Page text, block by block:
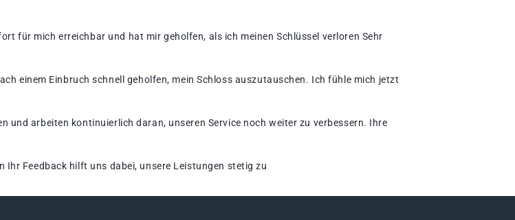
für mich erreichbar und hat mir geholfen, als ich meinen Schlüssel verloren Sehr
einem Einbruch schnell geholfen, mein Schloss auszutauschen. Ich fühle mich jetzt
und arbeiten kontinuierlich daran, unseren Service noch weiter zu verbessern. Ihre
Ihr Feedback hilft uns dabei, unsere Leistungen stetig zu